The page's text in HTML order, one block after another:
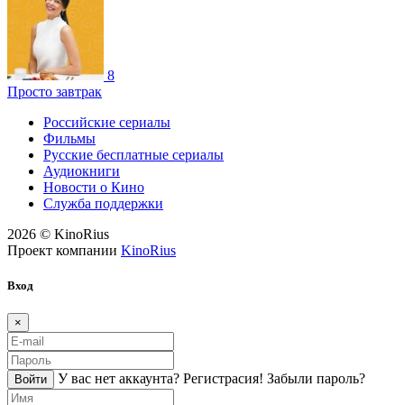
8
Просто завтрак
Российские сериалы
Фильмы
Русские бесплатные сериалы
Аудиокниги
Новости о Кино
Служба поддержки
2026 © KinoRius
Проект компании KinoRius
Вход
×
Войти У вас нет аккаунта? Регистраcия! Забыли пароль?